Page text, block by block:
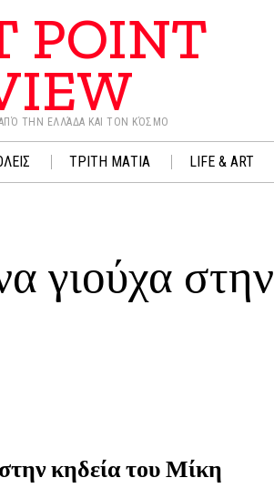
POINT
ΑΠΌ ΤΗΝ ΕΛΛΆΔΑ ΚΑΙ ΤΟΝ ΚΌΣΜΟ
ΤΡΙΤΗ ΜΑΤΙΑ LIFE & ART
γιούχα στην
κηδεία του Μίκη